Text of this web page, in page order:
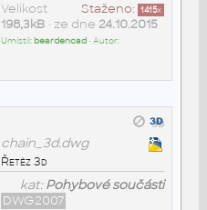
Staženo: 1415x
Velikost
198,3kB• ze dne 24.10.2015
Umístil: beardencad • Autor:
chain_3d.dwg
Řetěz 3d
kat:Pohybové součásti
DWG2007